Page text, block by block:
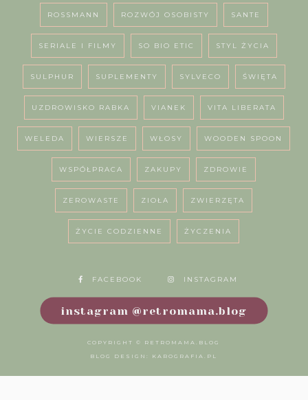
ROSSMANN ROZWÓJ OSOBISTY SANTE
SERIALE I FILMY SO BIO ETIC STYL ŻYCIA
SULPHUR SUPLEMENTY SYLVECO ŚWIĘTA
UZDROWISKO RABKA VIANEK VITA LIBERATA
WELEDA WIERSZE WŁOSY WOODEN SPOON
WSPÓŁPRACA ZAKUPY ZDROWIE
ZEROWASTE ZIOŁA ZWIERZĘTA
ŻYCIE CODZIENNE ŻYCZENIA
FACEBOOK INSTAGRAM
instagram @retromama.blog
COPYRIGHT © RETROMAMA.BLOG
BLOG DESIGN: KAROGRAFIA.PL